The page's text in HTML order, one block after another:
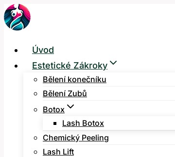
Přeskočit
na
Úvod
Estetické Zákroky
Bělení konečníku
Bělení Zubů
Botox
Lash Botox
Chemický Peeling
Lash Lift